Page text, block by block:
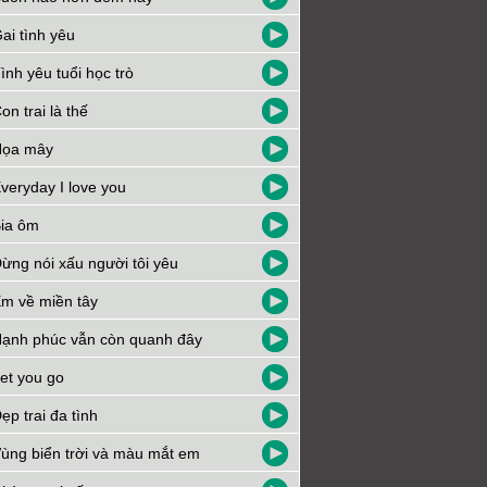
tình yêu
yêu tuổi học trò
trai là thế
mây
I love you
ôm
nói xấu người tôi yêu
về miền tây
phúc vẫn còn quanh đây
you go
trai đa tình
biển trời và màu mắt em